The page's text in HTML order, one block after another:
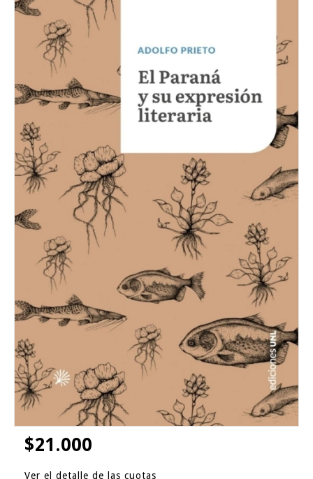
$21.000
Ver el detalle de las cuotas